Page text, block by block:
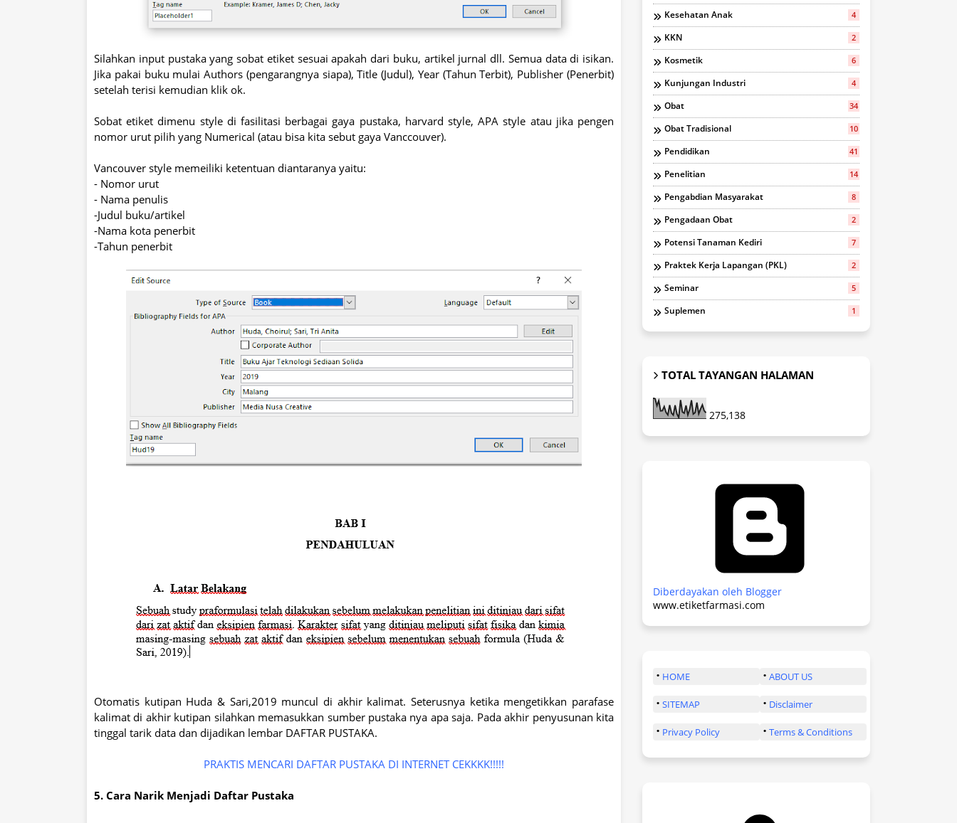
Silahkan input pustaka yang sobat etiket sesuai apakah dari buku, artikel jurnal dll. Semua data di isikan.
Jika pakai buku mulai Authors (pengarangnya siapa), Title (Judul), Year (Tahun Terbit), Publisher (Penerbit)
setelah terisi kemudian klik ok.
Sobat etiket dimenu style di fasilitasi berbagai gaya pustaka, harvard style, APA style atau jika pengen
nomor urut pilih yang Numerical (atau bisa kita sebut gaya Vanccouver).
Vancouver style memeiliki ketentuan diantaranya yaitu:
- Nomor urut
- Nama penulis
-Judul buku/artikel
-Nama kota penerbit
-Tahun penerbit
Otomatis kutipan Huda & Sari,2019 muncul di akhir kalimat. Seterusnya ketika mengetikkan parafase
kalimat di akhir kutipan silahkan memasukkan sumber pustaka nya apa saja. Pada akhir penyusunan kita
tinggal tarik data dan dijadikan lembar DAFTAR PUSTAKA.
PRAKTIS MENCARI DAFTAR PUSTAKA DI INTERNET CEKKKK!!!!!
5. Cara Narik Menjadi Daftar Pustaka
Kesehatan Anak 4
KKN 2
Kosmetik 6
Kunjungan Industri 4
Obat 34
Obat Tradisional 10
Pendidikan 41
Penelitian 14
Pengabdian Masyarakat 8
Pengadaan Obat 2
Potensi Tanaman Kediri 7
Praktek Kerja Lapangan (PKL) 2
Seminar 5
Suplemen 1
TOTAL TAYANGAN HALAMAN
275,138
Diberdayakan oleh Blogger
www.etiketfarmasi.com
HOME ABOUT US
SITEMAP Disclaimer
Privacy Policy Terms & Conditions